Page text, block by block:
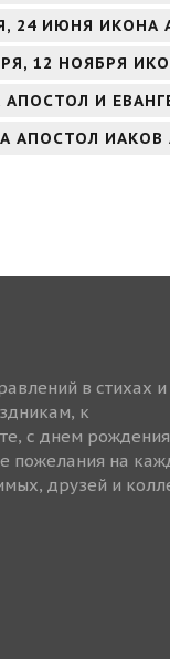
24 ИЮНЯ
12 НОЯБРЯ
И
АПОСТОЛ ИАКОВ
в стихах и
к
с днем
пожелания на
друзей и